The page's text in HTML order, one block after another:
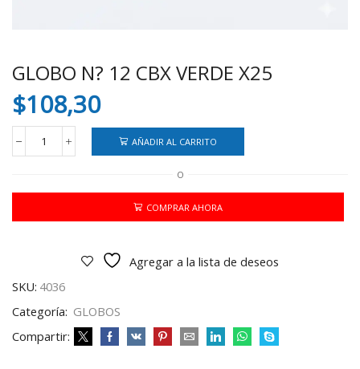
GLOBO N? 12 CBX VERDE X25
$108,30
GLOBO
CBX
X25
AÑADIR AL CARRITO
O
COMPRAR AHORA
Agregar a la lista de deseos
SKU: 4036
Categoría: GLOBOS
Compartir: